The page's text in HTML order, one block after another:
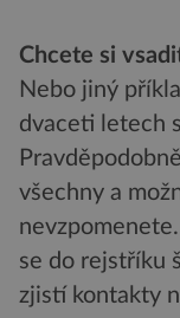
Chcete si
Nebo jiný
dvaceti letech
všechny a
se do rejstříku
zjistí kontakty